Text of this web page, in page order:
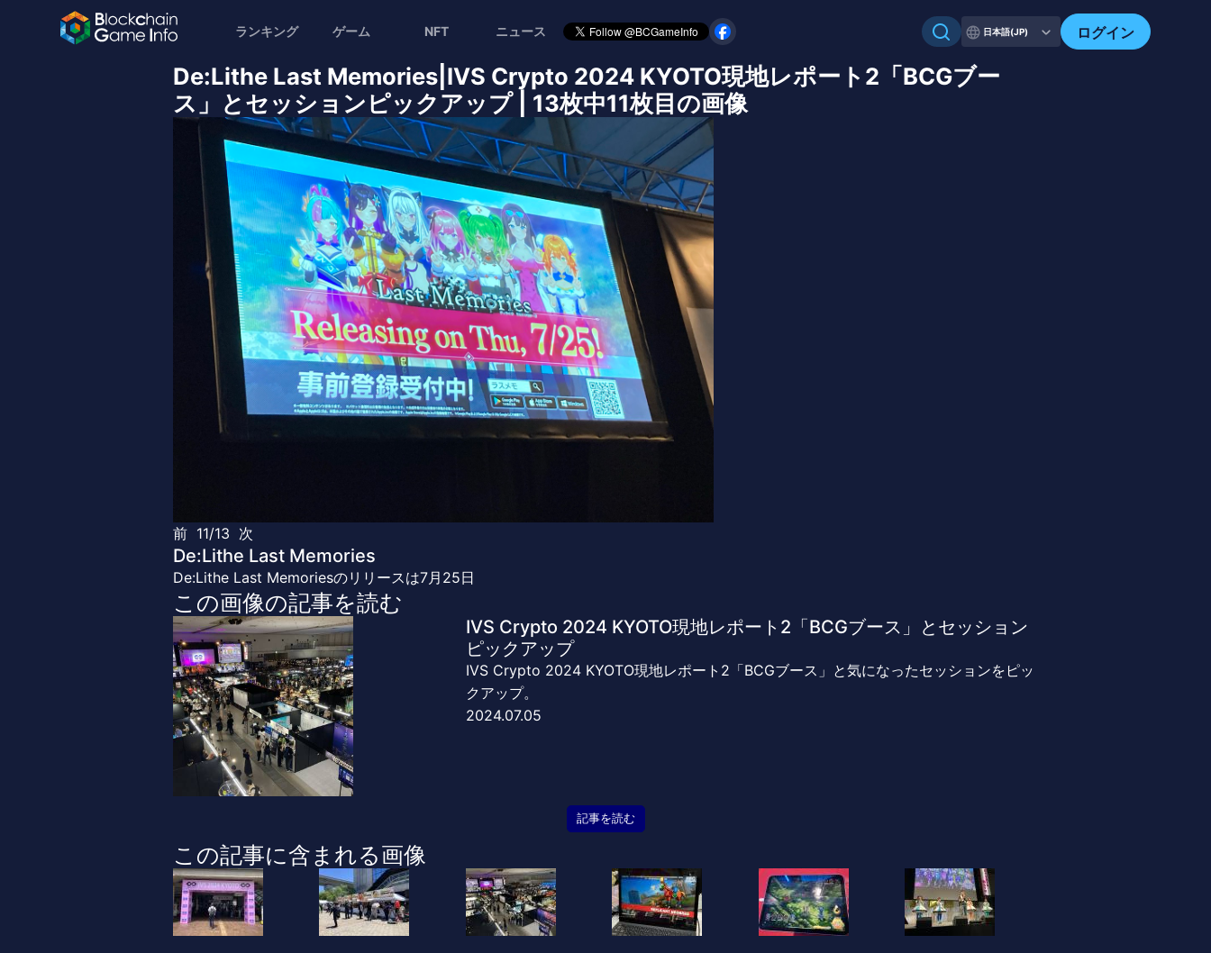
ランキング ゲーム NFT ニュース 日本語(JP) ログイン
De:Lithe Last Memories|IVS Crypto 2024 KYOTO現地レポート2「BCGブー
ス」とセッションピックアップ | 13枚中11枚目の画像
前 11/13 次
De:Lithe Last Memories
De:Lithe Last Memoriesのリリースは7月25日
この画像の記事を読む
IVS Crypto 2024 KYOTO現地レポート2「BCGブース」とセッション
ピックアップ
IVS Crypto 2024 KYOTO現地レポート2「BCGブース」と気になったセッションをピッ
クアップ。
2024.07.05
記事を読む
この記事に含まれる画像